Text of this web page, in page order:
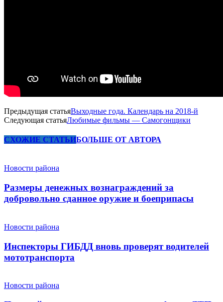
Предыдущая статьяВыходные года. Календарь на 2018-й
Следующая статьяЛюбимые фильмы — Самогонщики
СХОЖИЕ СТАТЬИБОЛЬШЕ ОТ АВТОРА
Новости района
Размеры денежных вознаграждений за
добровольно сданное оружие и боеприпасы
Новости района
Инспекторы ГИБДД вновь проверят водителей
мототранспорта
Новости района